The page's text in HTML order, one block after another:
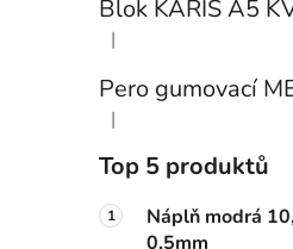
Blok KARIS A5
Hodnocení produktu
|
Pero gumovací
Hodnocení produktu
|
Top 5 produktů
Náplň modrá
0,5mm